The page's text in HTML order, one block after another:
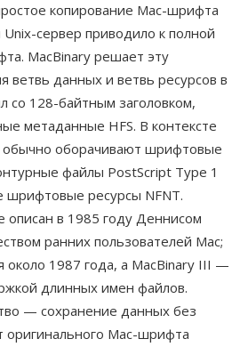
копирование Mac-шрифта
сервер приводило к полной
MacBinary решает эту
ветвь данных и ветвь ресурсов в
со 128-байтным заголовком,
метаданные HFS. В контексте
оборачивают шрифтовые
файлы PostScript Type 1
шрифтовые ресурсы NFNT.
в 1985 году Деннисом
ранних пользователей Mac;
около 1987 года, а MacBinary III —
длинных имен файлов.
— сохранение данных без
оригинального Mac-шрифта